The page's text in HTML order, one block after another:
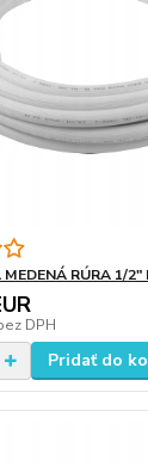
RÚRA 1/2"
DPH
Pridať do